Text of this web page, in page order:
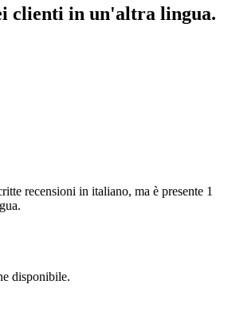
clienti in un'altra lingua.
recensioni in italiano, ma è presente 1
disponibile.